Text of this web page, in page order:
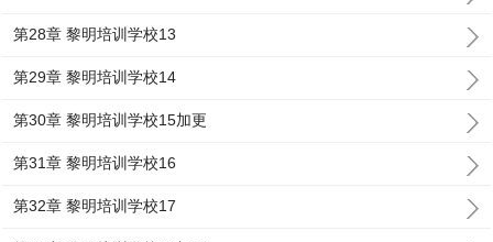
第28章 黎明培训学校13
第29章 黎明培训学校14
第30章 黎明培训学校15加更
第31章 黎明培训学校16
第32章 黎明培训学校17